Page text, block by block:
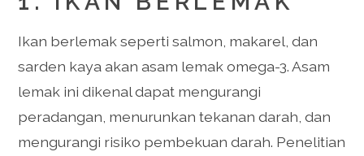
Ikan berlemak seperti salmon, makarel, dan
sarden kaya akan asam lemak omega-3. Asam
lemak ini dikenal dapat mengurangi
peradangan, menurunkan tekanan darah, dan
mengurangi risiko pembekuan darah. Penelitian